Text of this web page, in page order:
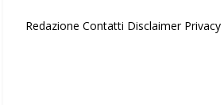
Redazione Contatti Disclaimer Privacy